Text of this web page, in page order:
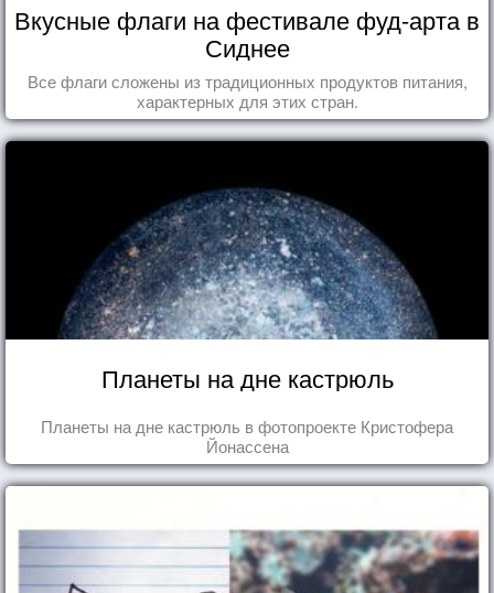
Вкусные флаги на фестивале фуд-арта в
Сиднее
Все флаги сложены из традиционных продуктов питания,
характерных для этих стран.
Планеты на дне кастрюль
Планеты на дне кастрюль в фотопроекте Кристофера
Йонассена